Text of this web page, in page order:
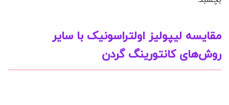
مقایسه لیپولیز اولتراسونیک با سایر
روش‌های کانتورینگ گردن